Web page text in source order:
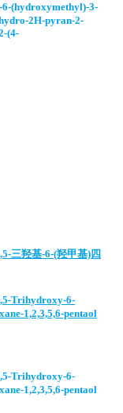
6-(hydroxymethyl)-3-
2H-pyran-2-
(4-
三羟基-6-(羟甲基)四
Trihydroxy-6-
1,2,3,5,6-pentaol
Trihydroxy-6-
1,2,3,5,6-pentaol